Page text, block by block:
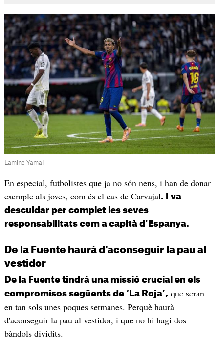
Lamine Yamal
En especial, futbolistes que ja no són nens, i han de donar
exemple als joves, com és el cas de Carvajal. I va
descuidar per complet les seves
responsabilitats com a capità d'Espanya.
De la Fuente haurà d'aconseguir la pau al
vestidor
De la Fuente tindrà una missió crucial en els
compromisos següents de ‘La Roja’, que seran
en tan sols unes poques setmanes. Perquè haurà
d'aconseguir la pau al vestidor, i que no hi hagi dos
bàndols dividits.